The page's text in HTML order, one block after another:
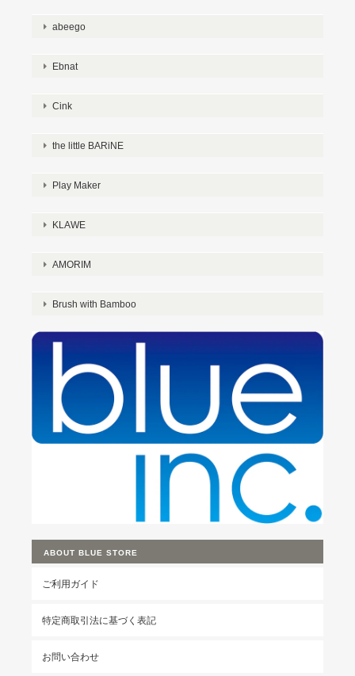
abeego
Ebnat
Cink
the little BARiNE
Play Maker
KLAWE
AMORIM
Brush with Bamboo
ABOUT BLUE STORE
ご利用ガイド
特定商取引法に基づく表記
お問い合わせ